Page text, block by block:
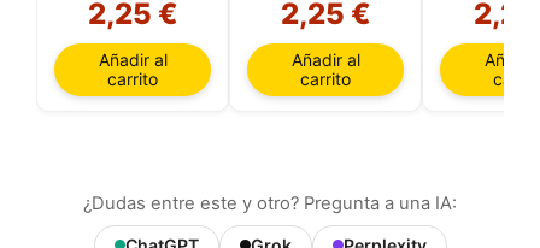
2,25 €
Añadir al
carrito
2,25 €
Añadir al
carrito
Añadir
¿Dudas entre este y otro? Pregunta a una IA: